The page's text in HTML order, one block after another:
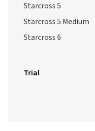
Starcross 5
Starcross 5 Medium
Starcross 6
Trial